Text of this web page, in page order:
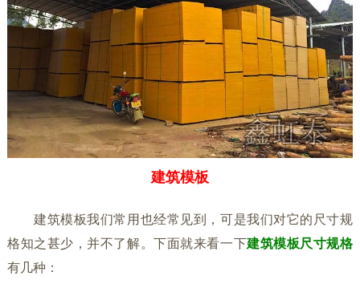
建筑模板
建筑模板我们常用也经常见到，可是我们对它的尺寸规
格知之甚少，并不了解。下面就来看一下建筑模板尺寸规格
有几种：